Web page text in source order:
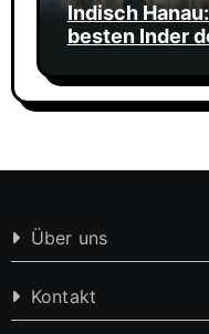
Indisch
besten Inder
Über uns
Kontakt